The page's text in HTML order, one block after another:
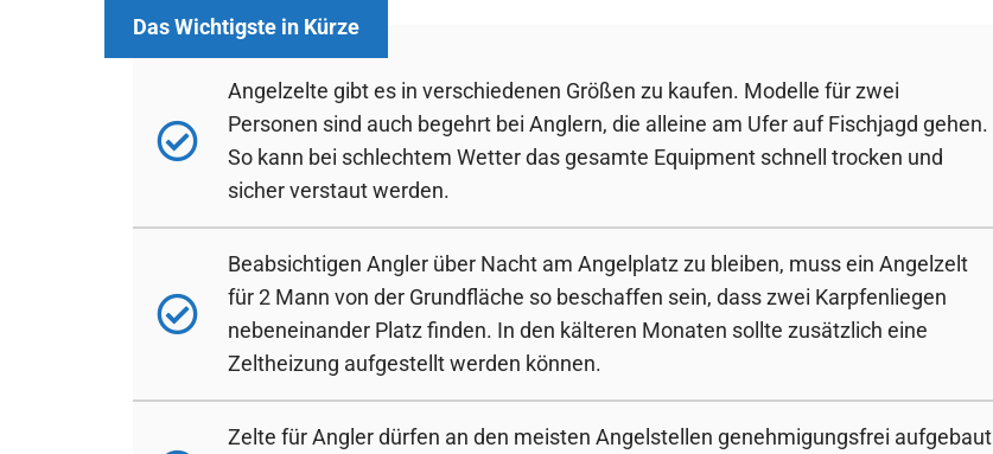
Angelzelte gibt es in verschiedenen Größen zu kaufen. Modelle für zwei
Personen sind auch begehrt bei Anglern, die alleine am Ufer auf Fischjagd gehen.
So kann bei schlechtem Wetter das gesamte Equipment schnell trocken und
sicher verstaut werden.
Beabsichtigen Angler über Nacht am Angelplatz zu bleiben, muss ein Angelzelt
für 2 Mann von der Grundfläche so beschaffen sein, dass zwei Karpfenliegen
nebeneinander Platz finden. In den kälteren Monaten sollte zusätzlich eine
Zeltheizung aufgestellt werden können.
Zelte für Angler dürfen an den meisten Angelstellen genehmigungsfrei aufgebaut